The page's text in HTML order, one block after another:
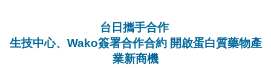
台日攜手合作
生技中心、Wako簽署合作合約 開啟蛋白質藥物產
業新商機